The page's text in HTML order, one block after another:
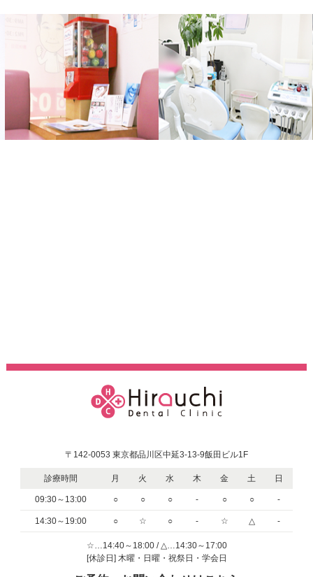
〒142-0053 東京都品川区中延3-13-9飯田ビル1F
診療時間 月 火 水 木 金 土 日
09:30～13:00 ○ ○ ○ - ○ ○ -
14:30～19:00 ○ ☆ ○ - ☆ △ -
☆…14:40～18:00 / △…14:30～17:00
[休診日] 木曜・日曜・祝祭日・学会日